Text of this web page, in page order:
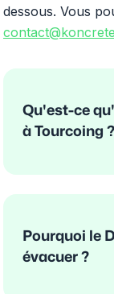
dessous. Vous
Qu'est-ce
à Tourcoing ?
Pourquoi le
évacuer ?